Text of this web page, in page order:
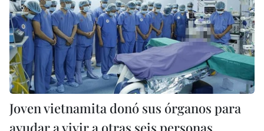
Joven vietnamita donó sus órganos para